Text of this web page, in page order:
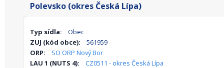
Polevsko (okres Česká Lípa)
Typ sídla:
Obec
ZUJ (kód obce):
561959
ORP:
SO ORP Nový Bor
LAU 1 (NUTS 4):
CZ0511 - okres Česká Lípa